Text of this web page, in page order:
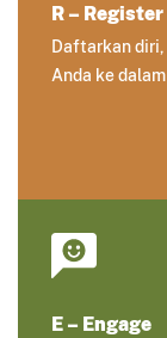
R – Register
Daftarkan
Anda ke
E – Engage